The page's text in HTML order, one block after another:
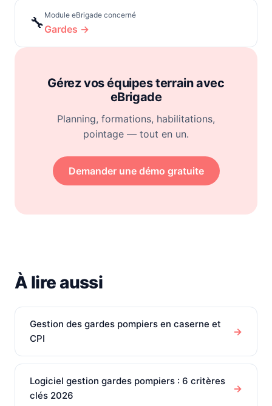
🔧 Module eBrigade concerné
Gardes →
Gérez vos équipes terrain avec
eBrigade
Planning, formations, habilitations,
pointage — tout en un.
Demander une démo gratuite
À lire aussi
Gestion des gardes pompiers en caserne et
CPI
→
Logiciel gestion gardes pompiers : 6 critères
clés 2026
→